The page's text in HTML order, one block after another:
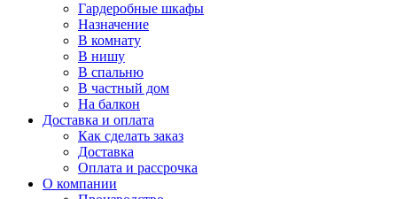
Гардеробные шкафы
Назначение
В комнату
В нишу
В спальню
В частный дом
На балкон
Доставка и оплата
Как сделать заказ
Доставка
Оплата и рассрочка
О компании